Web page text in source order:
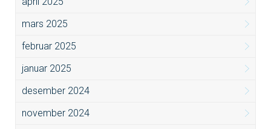
mars 2025
februar 2025
januar 2025
desember 2024
november 2024